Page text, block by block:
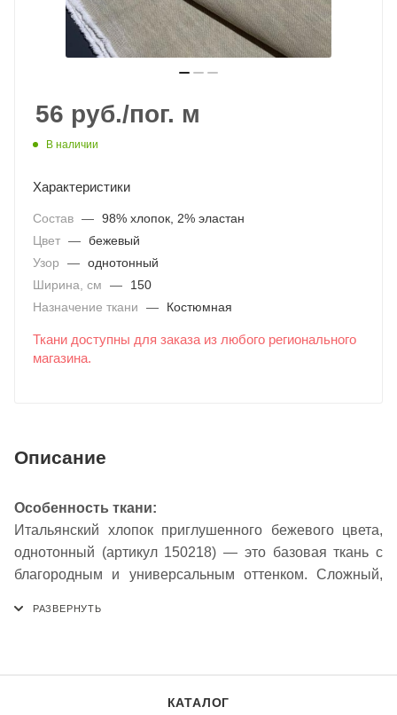
56 руб./пог. м
В наличии
Характеристики
Состав — 98% хлопок, 2% эластан
Цвет — бежевый
Узор
— однотонный
Ширина, см
—
150
Назначение ткани
— Костюмная
Ткани доступны для заказа из любого регионального
магазина.
Описание
Особенность ткани:
Итальянский хлопок приглушенного бежевого цвета,
однотонный (артикул 150218) — это базовая ткань с
благородным и универсальным оттенком. Сложный,
при носке. Мягкая матовая фактура приятна к телу, а
КАТАЛОГ